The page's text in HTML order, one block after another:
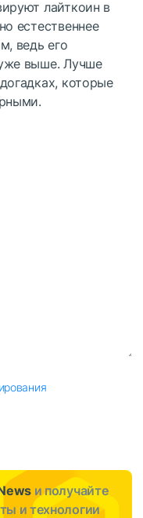
лайткоин в
естественнее
ведь его
выше. Лучше
которые
и получайте
и технологии